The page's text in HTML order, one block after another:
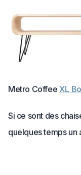
Metro Coffee XL
Si ce sont des
quelques temps un